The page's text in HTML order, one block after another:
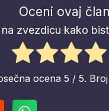
Oceni ovaj
na zvezdicu kako
ocena 5 / 5.